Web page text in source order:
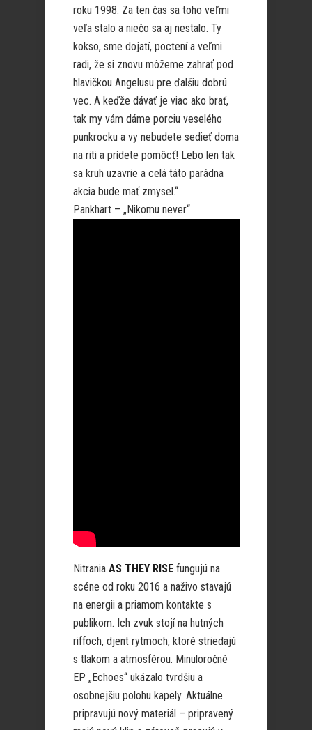
roku 1998. Za ten čas sa toho veľmi
veľa stalo a niečo sa aj nestalo. Ty
kokso, sme dojatí, poctení a veľmi
radi, že si znovu môžeme zahrať pod
hlavičkou Angelusu pre ďalšiu dobrú
vec. A keďže dávať je viac ako brať,
tak my vám dáme porciu veselého
punkrocku a vy nebudete sedieť doma
na riti a prídete pomôcť! Lebo len tak
sa kruh uzavrie a celá táto parádna
akcia bude mať zmysel.“
Pankhart – „Nikomu never“
Nitrania AS THEY RISE fungujú na
scéne od roku 2016 a naživo stavajú
na energii a priamom kontakte s
publikom. Ich zvuk stojí na hutných
riffoch, djent rytmoch, ktoré striedajú
s tlakom a atmosférou. Minuloročné
EP „Echoes“ ukázalo tvrdšiu a
osobnejšiu polohu kapely. Aktuálne
pripravujú nový materiál – pripravený